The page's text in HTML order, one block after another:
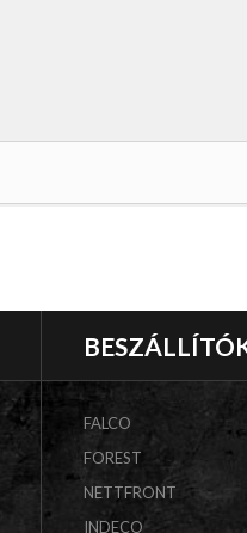
FALCO
FOREST
NETTFRONT
INDECO